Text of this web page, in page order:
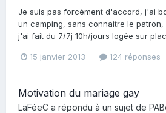
Je suis pas forcément d'accord, j'ai
un camping, sans connaitre le
j'ai fait du 7/7j 10h/jours logée sur
15 janvier 2013 124 réponses
Motivation du mariage gay
LaFéeC a répondu à un sujet de